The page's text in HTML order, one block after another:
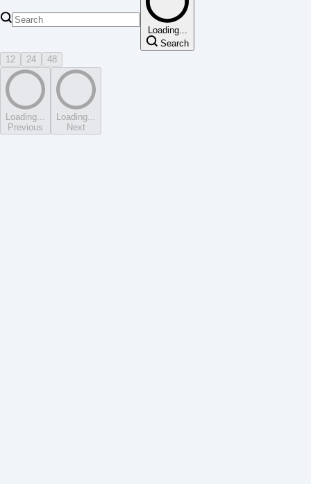
Loading...
Search
12
24 48
Loading...
Previous
Loading...
Next